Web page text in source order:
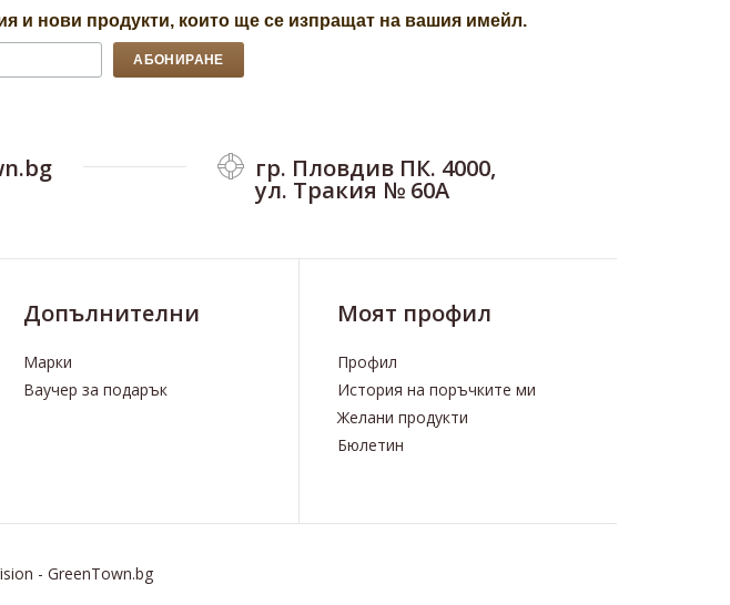
и нови продукти, които ще се изпращат на вашия имейл.
гр. Пловдив ПК. 4000,
ул. Тракия № 60А
Допълнителни
Марки
Ваучер за подарък
Моят профил
Профил
История на поръчките ми
Желани продукти
Бюлетин
- GreenTown.bg